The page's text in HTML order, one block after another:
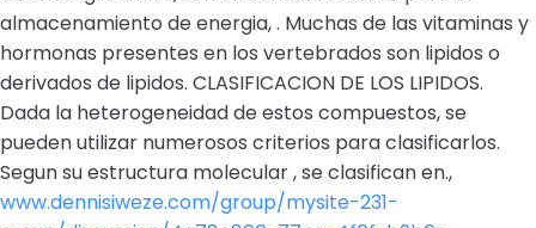
almacenamiento de energia, . Muchas de las vitaminas y
hormonas presentes en los vertebrados son lipidos o
derivados de lipidos. CLASIFICACION DE LOS LIPIDOS.
Dada la heterogeneidad de estos compuestos, se
pueden utilizar numerosos criterios para clasificarlos.
Segun su estructura molecular , se clasifican en.,
www.dennisiweze.com/group/mysite-231-